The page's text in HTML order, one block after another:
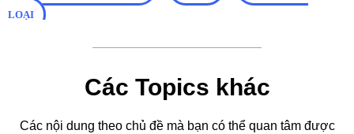
LOẠI
Các Topics khác
Các nội dung theo chủ đề mà bạn có thể quan tâm được